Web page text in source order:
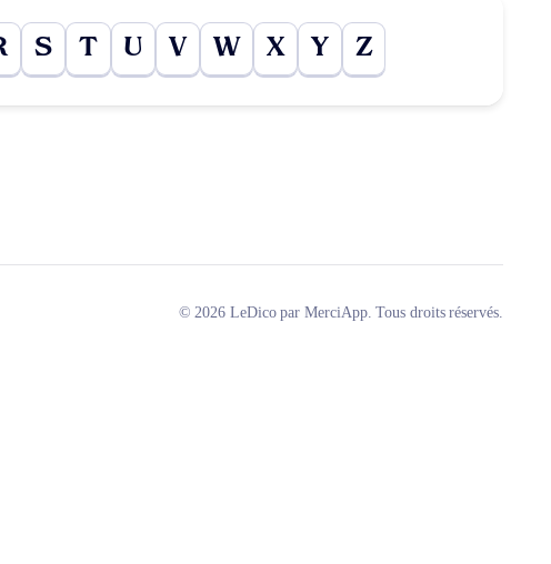
S T U V W X Y Z
© 2026 LeDico par MerciApp. Tous droits réservés.